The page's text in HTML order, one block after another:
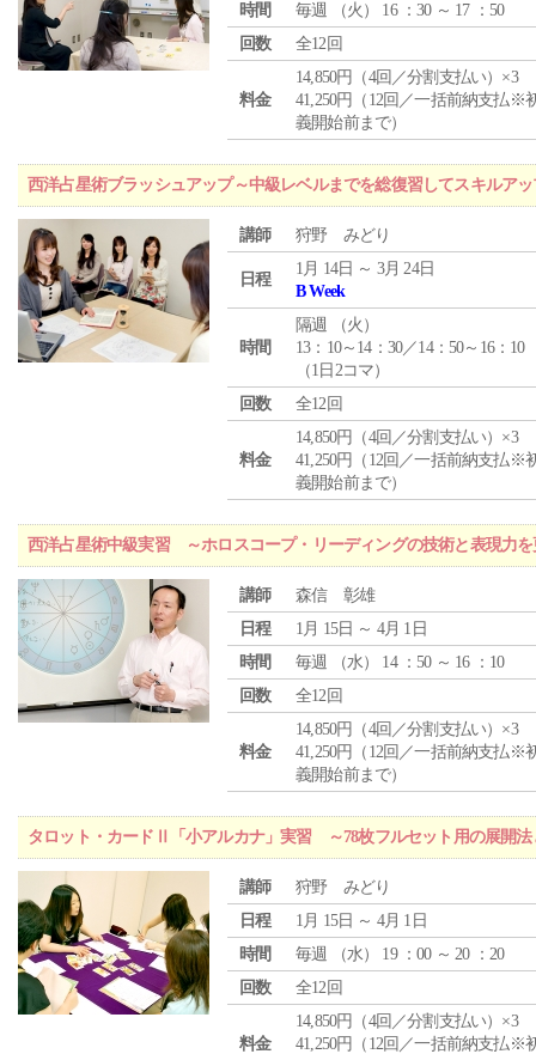
時間
毎週 （火 ） 16 ：30 ～ 17 ：50
回数
全12回
料金
14,850円（4回／分割支払い）×3
41,250円（12回／一括前納支払※
義開始前まで）
西洋占星術ブラッシュアップ～中級レベルまでを総復習してスキルア
講師 狩野 みどり
日程
1月 14日 ～ 3月 24日
B Week
時間
隔週 （火 ）
13：10～14：30／14：50～16：10
（1日2コマ）
回数
全12回
料金
14,850円（4回／分割支払い）×3
41,250円（12回／一括前納支払※
義開始前まで）
西洋占星術中級実習 ～ホロスコープ・リーディングの技術と表現力
講師
森信 彰雄
日程
1月 15日 ～ 4月 1日
時間
毎週 （水） 14 ：50 ～ 16 ：10
回数
全12回
料金
14,850円（4回／分割支払い）×3
41,250円（12回／一括前納支払※
義開始前まで）
タロット・カードⅡ「小アルカナ」実習 ～78枚フルセット用の展開法
講師
狩野 みどり
日程
1月 15日 ～ 4月 1日
時間
毎週 （水） 19 ：00 ～ 20 ：20
回数
全12回
料金
14,850円（4回／分割支払い）×3
41,250円（12回／一括前納支払※